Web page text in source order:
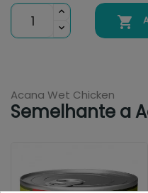

Acana Wet Chicken
Semelhante a